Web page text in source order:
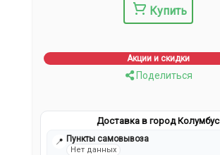
Купить
Акции и скидки
Поделиться
Доставка в город Колумбус
📍 Пункты самовывоза
Нет данных